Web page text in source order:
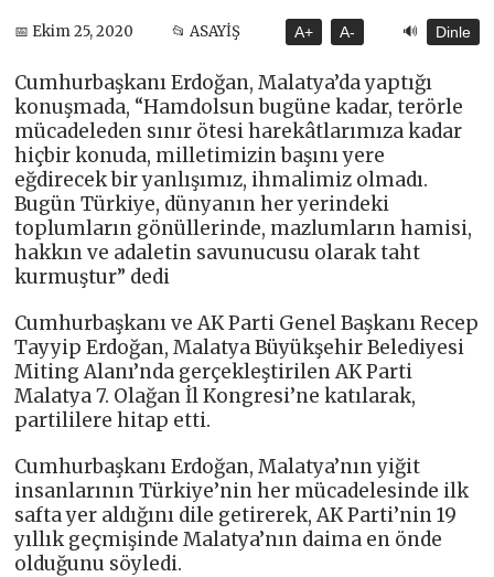
📅 Ekim 25, 2020 📂 ASAYİŞ A+ A- 🔊 Dinle
Cumhurbaşkanı Erdoğan, Malatya’da yaptığı
konuşmada, “Hamdolsun bugüne kadar, terörle
mücadeleden sınır ötesi harekâtlarımıza kadar
hiçbir konuda, milletimizin başını yere
eğdirecek bir yanlışımız, ihmalimiz olmadı.
Bugün Türkiye, dünyanın her yerindeki
toplumların gönüllerinde, mazlumların hamisi,
hakkın ve adaletin savunucusu olarak taht
kurmuştur” dedi
Cumhurbaşkanı ve AK Parti Genel Başkanı Recep
Tayyip Erdoğan, Malatya Büyükşehir Belediyesi
Miting Alanı’nda gerçekleştirilen AK Parti
Malatya 7. Olağan İl Kongresi’ne katılarak,
partililere hitap etti.
Cumhurbaşkanı Erdoğan, Malatya’nın yiğit
insanlarının Türkiye’nin her mücadelesinde ilk
safta yer aldığını dile getirerek, AK Parti’nin 19
yıllık geçmişinde Malatya’nın daima en önde
olduğunu söyledi.